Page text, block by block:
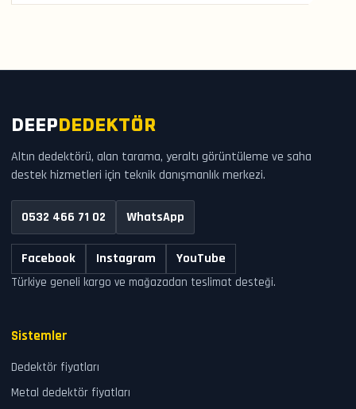
DEEP DEDEKTÖR
Altın dedektörü, alan tarama, yeraltı görüntüleme ve saha
destek hizmetleri için teknik danışmanlık merkezi.
0532 466 71 02 WhatsApp
Facebook Instagram YouTube
Türkiye geneli kargo ve mağazadan teslimat desteği.
Sistemler
Dedektör fiyatları
Metal dedektör fiyatları